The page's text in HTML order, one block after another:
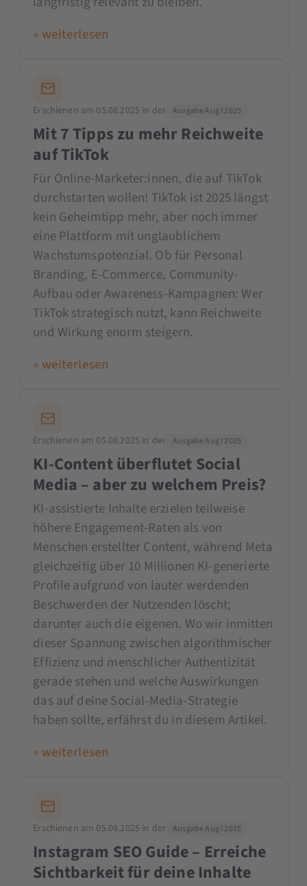
» weiterlesen
Erschienen am 05.08.2025 in der Ausgabe Aug I 2025
Mit 7 Tipps zu mehr Reichweite
auf TikTok
Für Online-Marketer:innen, die auf TikTok
durchstarten wollen! TikTok ist 2025 längst
kein Geheimtipp mehr, aber noch immer
eine Plattform mit unglaublichem
Wachstumspotenzial. Ob für Personal
Branding, E-Commerce, Community-
Aufbau oder Awareness-Kampagnen: Wer
TikTok strategisch nutzt, kann Reichweite
und Wirkung enorm steigern.
» weiterlesen
Erschienen am 05.08.2025 in der Ausgabe Aug I 2025
KI-Content überflutet Social
Media – aber zu welchem Preis?
KI-assistierte Inhalte erzielen teilweise
höhere Engagement-Raten als von
Menschen erstellter Content, während Meta
gleichzeitig über 10 Millionen KI-generierte
Profile aufgrund von lauter werdenden
Beschwerden der Nutzenden löscht;
darunter auch die eigenen. Wo wir inmitten
dieser Spannung zwischen algorithmischer
Effizienz und menschlicher Authentizität
gerade stehen und welche Auswirkungen
das auf deine Social-Media-Strategie
haben sollte, erfährst du in diesem Artikel.
» weiterlesen
Erschienen am 05.08.2025 in der Ausgabe Aug I 2025
Instagram SEO Guide – Erreiche
Sichtbarkeit für deine Inhalte